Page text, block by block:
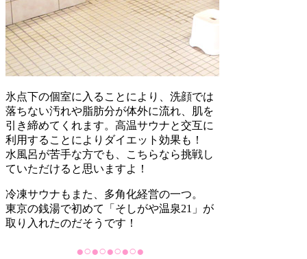
氷点下の個室に入ることにより、洗顔では
落ちない汚れや脂肪分が体外に流れ、肌を
引き締めてくれます。高温サウナと交互に
利用することによりダイエット効果も！
水風呂が苦手な方でも、こちらなら挑戦し
ていただけると思いますよ！
冷凍サウナもまた、多角化経営の一つ。
東京の銭湯で初めて「そしがや温泉21」が
取り入れたのだそうです！
●○●○●○●○●